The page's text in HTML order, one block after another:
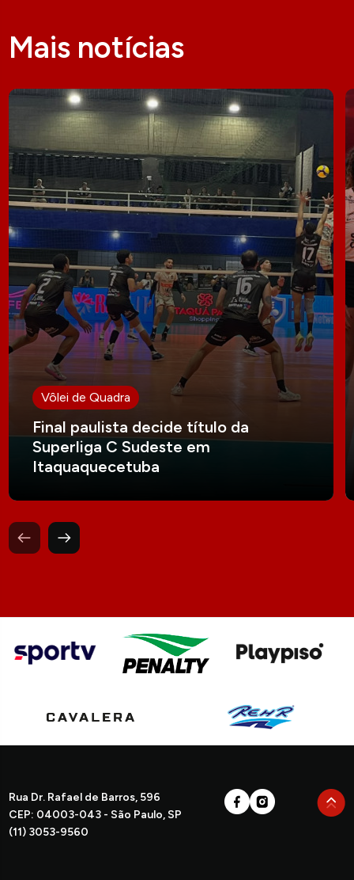
Mais notícias
Vôlei de Quadra
Final paulista decide título da
Superliga C Sudeste em
Itaquaquecetuba
Rua Dr. Rafael de Barros, 596
CEP: 04003-043 - São Paulo, SP
(11) 3053-9560